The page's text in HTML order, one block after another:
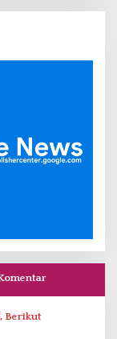
Berikut